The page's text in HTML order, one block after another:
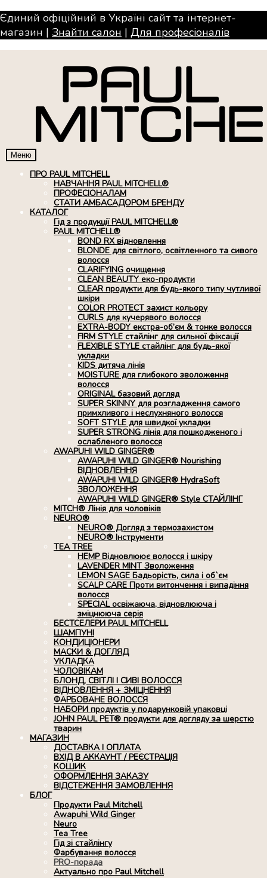
Єдиний офіційний в Україні сайт та інтернет-
магазин | Знайти салон | Для професiоналiв
Меню
ПРО PAUL MITCHELL
НАВЧАННЯ PAUL MITCHELL®
ПРОФЕСІОНАЛАМ
СТАТИ АМБАСАДОРОМ БРЕНДУ
КАТАЛОГ
Гід з продукції PAUL MITCHELL®
PAUL MITCHELL®
BOND RX вiдновлення
BLONDE для світлого, освітленного та сивого
волосся
CLARIFYING очищення
CLEAN BEAUTY еко-продукти
CLEAR продукти для будь-якого типу чутливої
шкіри
COLOR PROTECT захист кольору
CURLS для кучерявого волосся
EXTRA-BODY екстра-об’єм & тонке волосся
FIRM STYLE стайлінг для сильної фіксації
FLEXIBLE STYLE стайлінг для будь-якої
укладки
KIDS дитяча лінія
MOISTURE для глибокого зволоження
волосся
ORIGINAL базовий догляд
SUPER SKINNY для розгладження самого
примхливого і неслухняного волосся
SOFT STYLE для швидкої укладки
SUPER STRONG лінія для пошкодженого і
ослабленого волосся
AWAPUHI WILD GINGER®
AWAPUHI WILD GINGER® Nourishing
ВІДНОВЛЕННЯ
AWAPUHI WILD GINGER® HydraSoft
ЗВОЛОЖЕННЯ
AWAPUHI WILD GINGER® Style СТАЙЛІНГ
MITCH® Лінія для чоловіків
NEURO®
NEURO® Догляд з термозахистом
NEURO® Інструменти
TEA TREE
HEMP Відновлюює волосся і шкіру
LAVENDER MINT Зволоження
LEMON SAGE Бадьорість, сила і об`єм
SCALP CARE Проти витончення і випадіння
волосся
SPECIAL освіжаюча, відновлююча і
зміцнююча серія
БЕСТСЕЛЕРИ PAUL MITCHELL
ШАМПУНІ
КОНДИЦІОНЕРИ
МАСКИ & ДОГЛЯД
УКЛАДКА
ЧОЛОВІКАМ
БЛОНД, СВІТЛІ І СИВІ ВОЛОССЯ
ВІДНОВЛЕННЯ + ЗМІЦНЕННЯ
ФАРБОВАНЕ ВОЛОССЯ
НАБОРИ продуктів у подарунковій упаковці
JOHN PAUL PET® продукти для догляду за шерстю
тварин
МАГАЗИН
ДОСТАВКА І ОПЛАТА
ВХІД В АККАУНТ / РЕЄСТРАЦІЯ
КОШИК
ОФОРМЛЕННЯ ЗАКАЗУ
ВІДСТЕЖЕННЯ ЗАМОВЛЕННЯ
БЛОГ
Продукти Paul Mitchell
Awapuhi Wild Ginger
Neuro
Tea Tree
Гід зі стайлінгу
Фарбування волосся
PRO-порада
Актуально про Paul Mitchell